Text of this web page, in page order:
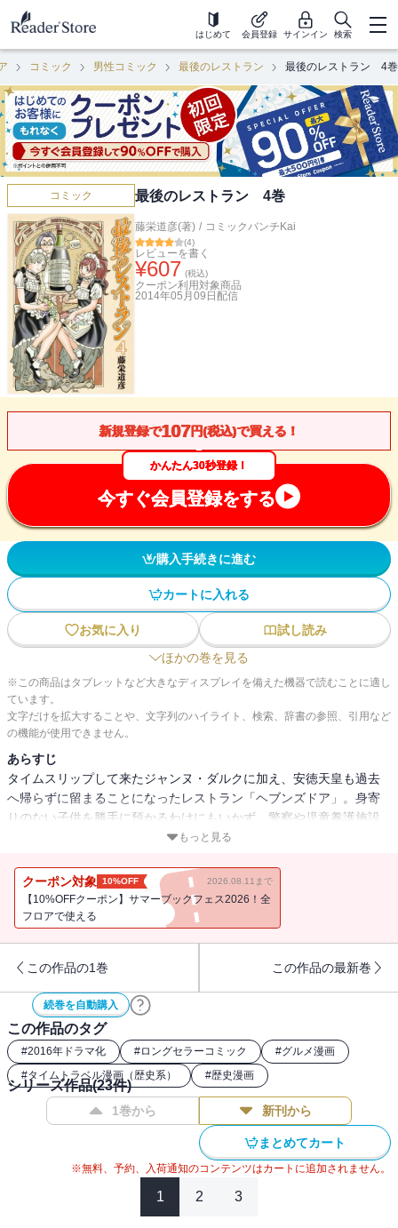
はじめて 会員登録 サインイン 検索
コミック 男性コミック 最後のレストラン 最後のレストラン 4巻
コミック 最後のレストラン 4巻
藤栄道彦(著) / コミックバンチKai
(4)
レビューを書く
¥607 (税込)
クーポン利用対象商品
2014年05月09日 配信
新規登録で107円(税込)で買える！
かんたん30秒登録！
今すぐ会員登録をする
購入手続きに進む
カートに入れる
お気に入り
試し読み
ほかの巻を見る
※この商品はタブレットなど大きなディスプレイを備えた機器で読むことに適し
ています。
文字だけを拡大することや、文字列のハイライト、検索、辞書の参照、引用など
の機能が使用できません。
あらすじ
タイムスリップして来たジャンヌ・ダルクに加え、安徳天皇も過去
へ帰らずに留まることになったレストラン「ヘブンズドア」。身寄
りのない子供を勝手に預かるわけにもいかず、警察や児童養護施設
の人間を呼ぶも、安徳天皇が放つあまりに強い威厳により皆恐縮し
統領のリンカーンがタイムスリップしてやって来るが……？ ほか
澤村榮治、ガンディー、リチャードＩ世がご来店！
もっと見る
クーポン対象 10%OFF 2026.08.11まで
【10%OFFクーポン】サマーブックフェス2026！全
フロアで使える
この作品の1巻 この作品の最新巻
続巻を自動購入
この作品のタグ
#2016年ドラマ化 #ロングセラーコミック #グルメ漫画
#タイムトラベル漫画（歴史系） #歴史漫画
シリーズ作品(23件)
1巻から 新刊から
まとめてカート
※無料、予約、入荷通知のコンテンツはカートに追加されません。
1 2 3